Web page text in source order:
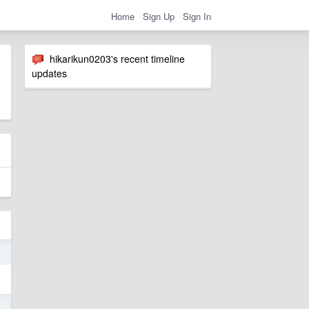
Home Sign Up Sign In
hikarikun0203's recent timeline
updates